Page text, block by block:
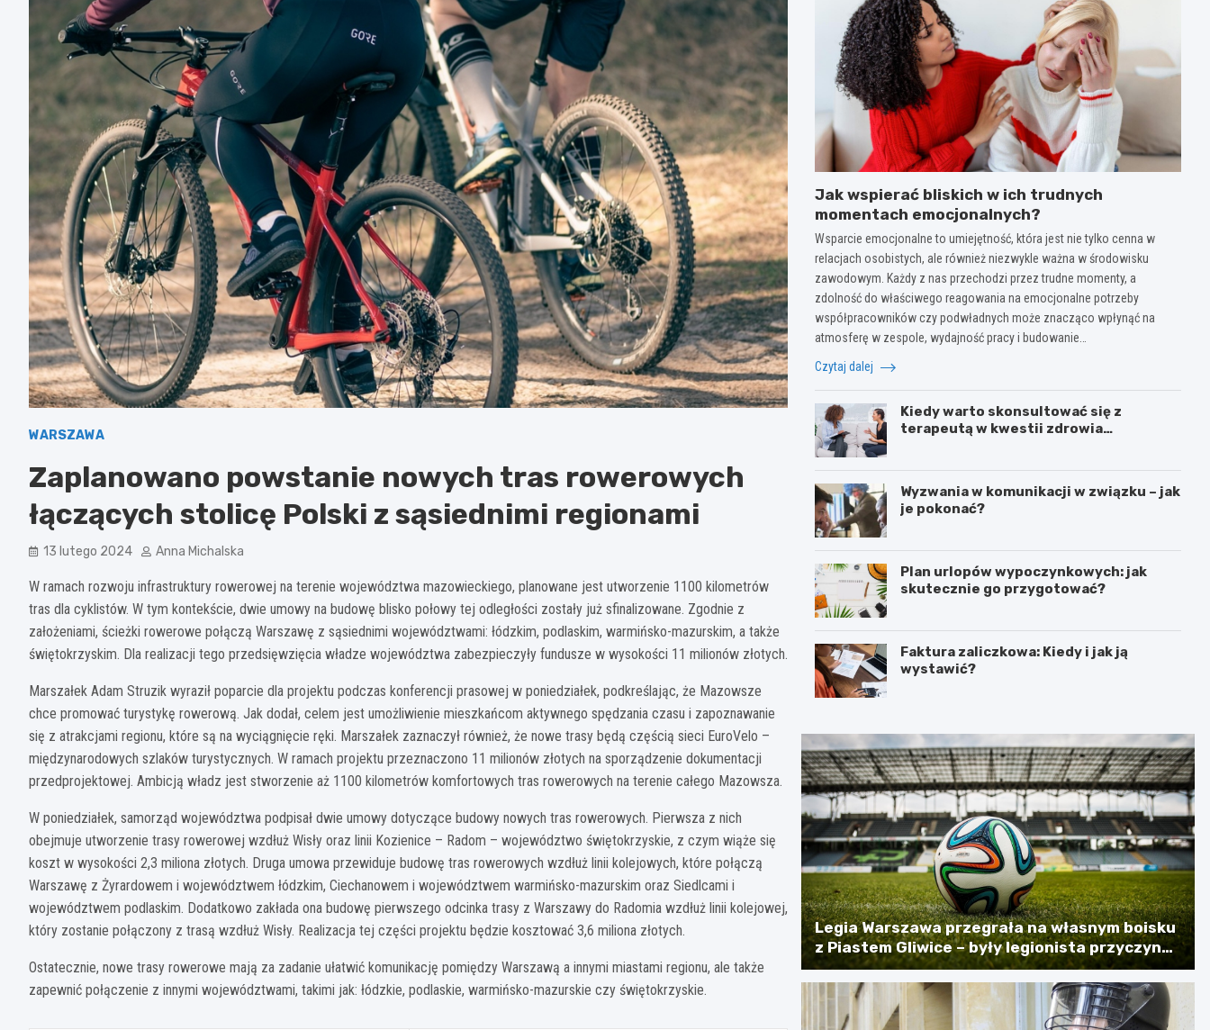
WARSZAWA
Zaplanowano powstanie nowych tras rowerowych
łączących stolicę Polski z sąsiednimi regionami
13 lutego 2024 Anna Michalska
W ramach rozwoju infrastruktury rowerowej na terenie województwa mazowieckiego, planowane jest utworzenie 1100 kilometrów
tras dla cyklistów. W tym kontekście, dwie umowy na budowę blisko połowy tej odległości zostały już sfinalizowane. Zgodnie z
założeniami, ścieżki rowerowe połączą Warszawę z sąsiednimi województwami: łódzkim, podlaskim, warmińsko-mazurskim, a także
świętokrzyskim. Dla realizacji tego przedsięwzięcia władze województwa zabezpieczyły fundusze w wysokości 11 milionów złotych.
Marszałek Adam Struzik wyraził poparcie dla projektu podczas konferencji prasowej w poniedziałek, podkreślając, że Mazowsze
chce promować turystykę rowerową. Jak dodał, celem jest umożliwienie mieszkańcom aktywnego spędzania czasu i zapoznawanie
się z atrakcjami regionu, które są na wyciągnięcie ręki. Marszałek zaznaczył również, że nowe trasy będą częścią sieci EuroVelo –
międzynarodowych szlaków turystycznych. W ramach projektu przeznaczono 11 milionów złotych na sporządzenie dokumentacji
przedprojektowej. Ambicją władz jest stworzenie aż 1100 kilometrów komfortowych tras rowerowych na terenie całego Mazowsza.
W poniedziałek, samorząd województwa podpisał dwie umowy dotyczące budowy nowych tras rowerowych. Pierwsza z nich
obejmuje utworzenie trasy rowerowej wzdłuż Wisły oraz linii Kozienice – Radom – województwo świętokrzyskie, z czym wiąże się
koszt w wysokości 2,3 miliona złotych. Druga umowa przewiduje budowę tras rowerowych wzdłuż linii kolejowych, które połączą
Warszawę z Żyrardowem i województwem łódzkim, Ciechanowem i województwem warmińsko-mazurskim oraz Siedlcami i
województwem podlaskim. Dodatkowo zakłada ona budowę pierwszego odcinka trasy z Warszawy do Radomia wzdłuż linii kolejowej,
który zostanie połączony z trasą wzdłuż Wisły. Realizacja tej części projektu będzie kosztować 3,6 miliona złotych.
Ostatecznie, nowe trasy rowerowe mają za zadanie ułatwić komunikację pomiędzy Warszawą a innymi miastami regionu, ale także
zapewnić połączenie z innymi województwami, takimi jak: łódzkie, podlaskie, warmińsko-mazurskie czy świętokrzyskie.
Jak wspierać bliskich w ich trudnych
momentach emocjonalnych?
Wsparcie emocjonalne to umiejętność, która jest nie tylko cenna w
relacjach osobistych, ale również niezwykle ważna w środowisku
zawodowym. Każdy z nas przechodzi przez trudne momenty, a
zdolność do właściwego reagowania na emocjonalne potrzeby
współpracowników czy podwładnych może znacząco wpłynąć na
atmosferę w zespole, wydajność pracy i budowanie…
Czytaj dalej
Kiedy warto skonsultować się z
terapeutą w kwestii zdrowia
Wyzwania w komunikacji w związku – jak
je pokonać?
Plan urlopów wypoczynkowych: jak
skutecznie go przygotować?
Faktura zaliczkowa: Kiedy i jak ją
wystawić?
Legia Warszawa przegrała na własnym boisku
z Piastem Gliwice – były legionista przyczyną
porażki